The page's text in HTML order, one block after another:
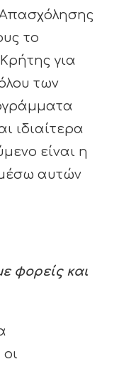
Απασχόλησης
το
για
των
ιδιαίτερα
είναι η
μέσω αυτών
φορείς και